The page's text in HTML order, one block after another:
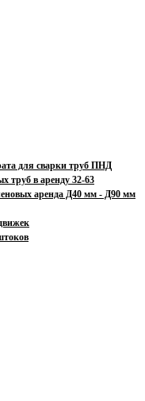
для сварки труб ПНД
труб в аренду 32-63
аренда Д40 мм - Д90 мм